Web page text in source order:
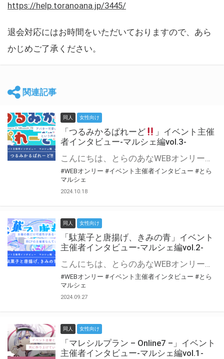
https://help.toranoana.jp/3445/
退会対応にはお時間をいただいておりますので、あら
かじめご了承ください。
関連記事
同人 女性向け
「つるみかるぱれーど
」イベント主催
者インタビュー-マルシェ編vol.3-
こんにちは、とらのあなWEBオンリー運営スタッフです。 新たにお届けする、イベント主催者インタビュー-マルシェ編-は、 とらのあなWEBオンリー「マルシェ」をご利用した主催様に 「マルシェ」を使って開催した感想や心がけをお聞きする企画です。 今回は、WEBオンリー初開催「つるみかるぱれーど
#WEBオンリー #イベント主催者インタビュー #とら
マルシェ
2024.10.18
同人 女性向け
「駄菓子と唐揚げ、きみの青」イベント
主催者インタビュー-マルシェ編vol.2-
こんにちは、とらのあなWEBオンリー運営スタッフです。 新たにお届けする、イベント主催者インタビュー-マルシェ編-は、 とらのあなWEBオンリー「マルシェ」をご利用の主催様に 「マルシェ」を使ってイベントを開催した感想や心がけをお聞きする企画です。 今回は、WEBオンリー初開催「駄菓子と唐揚げ、きみの青」より、 主催のぎこ六屋様にお話を伺いました。 協力：ぎこ六屋様／イベント公式Twitter（@krkgwks） とらのあなWEBオンリー「マルシェ」とは？ WEBオンリーでリアルタイムでコミュニケーションがとれるオンライン会場です。
#WEBオンリー #イベント主催者インタビュー #とら
マルシェ
2024.09.27
同人 女性向け
「マレシルプラン – Online7 –」イベント
主催者インタビュー-マルシェ編vol.1-